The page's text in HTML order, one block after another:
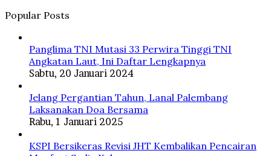
Popular Posts
Panglima TNI Mutasi 33 Perwira Tinggi TNI
Angkatan Laut, Ini Daftar Lengkapnya
Sabtu, 20 Januari 2024
Jelang Pergantian Tahun, Lanal Palembang
Laksanakan Doa Bersama
Rabu, 1 Januari 2025
KSPI Bersikeras Revisi JHT Kembalikan Pencairan